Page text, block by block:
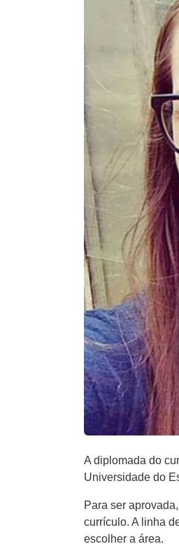
A diplomada do
Universidade do
Para ser
currículo. A linha
escolher a área.